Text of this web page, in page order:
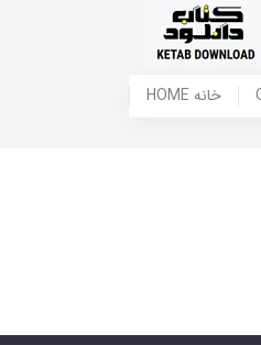
HOME خانه